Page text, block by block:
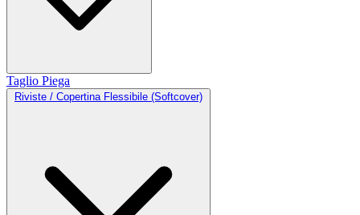
Taglio Piega
Riviste / Copertina Flessibile (Softcover)